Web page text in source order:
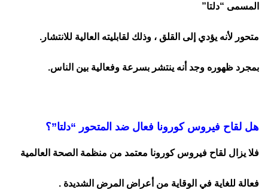
المسمى “دلتا”
متحور لأنه يؤدي إلى القلق ، وذلك لقابليته العالية للانتشار.
بمجرد ظهوره وجد أنه ينتشر بسرعة وفعالية بين الناس.
هل لقاح فيروس كورونا فعال ضد المتحور “دلتا”؟
فلا يزال لقاح فيروس كورونا معتمد من منظمة الصحة العالمية
فعالة للغاية في الوقاية من أعراض المرض الشديدة .